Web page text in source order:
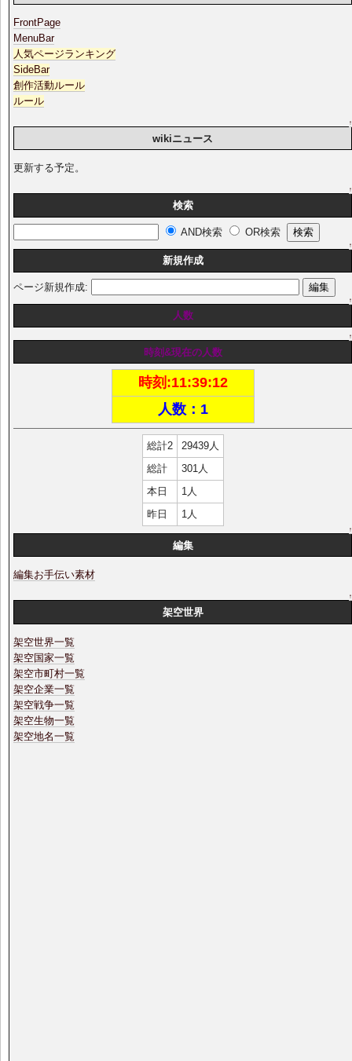
FrontPage
MenuBar
人気ページランキング
SideBar
創作活動ルール
ルール
↑
wikiニュース
更新する予定。
↑
検索
AND検索 OR検索
↑
新規作成
ページ新規作成:
↑
人数
↑
時刻&現在の人数
時刻:11:39:13
人数：1
総計2
29439人
総計
301人
本日
1人
昨日
1人
↑
編集
編集お手伝い素材
↑
架空世界
架空世界一覧
架空国家一覧
架空市町村一覧
架空企業一覧
架空戦争一覧
架空生物一覧
架空地名一覧